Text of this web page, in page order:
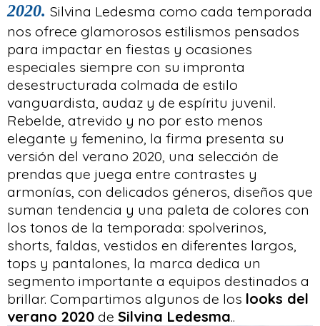
2020. Silvina Ledesma como cada temporada
nos ofrece glamorosos estilismos pensados
para impactar en fiestas y ocasiones
especiales siempre con su impronta
desestructurada colmada de estilo
vanguardista, audaz y de espíritu juvenil.
Rebelde, atrevido y no por esto menos
elegante y femenino, la firma presenta su
versión del verano 2020, una selección de
prendas que juega entre contrastes y
armonías, con delicados géneros, diseños que
suman tendencia y una paleta de colores con
los tonos de la temporada: spolverinos,
shorts, faldas, vestidos en diferentes largos,
tops y pantalones, la marca dedica un
segmento importante a equipos destinados a
brillar. Compartimos algunos de los looks del
verano 2020 de Silvina Ledesma..